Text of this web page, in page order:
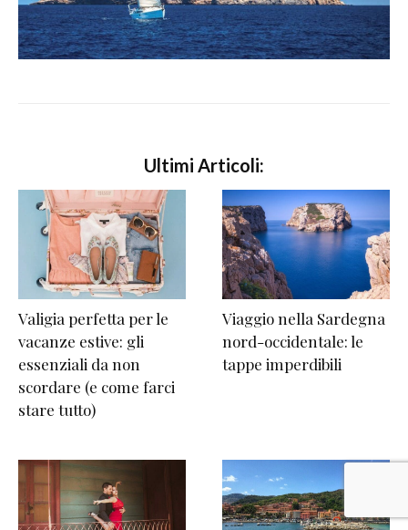
Ultimi Articoli:
Valigia perfetta per le
vacanze estive: gli
essenziali da non
scordare (e come farci
stare tutto)
Viaggio nella Sardegna
nord-occidentale: le
tappe imperdibili